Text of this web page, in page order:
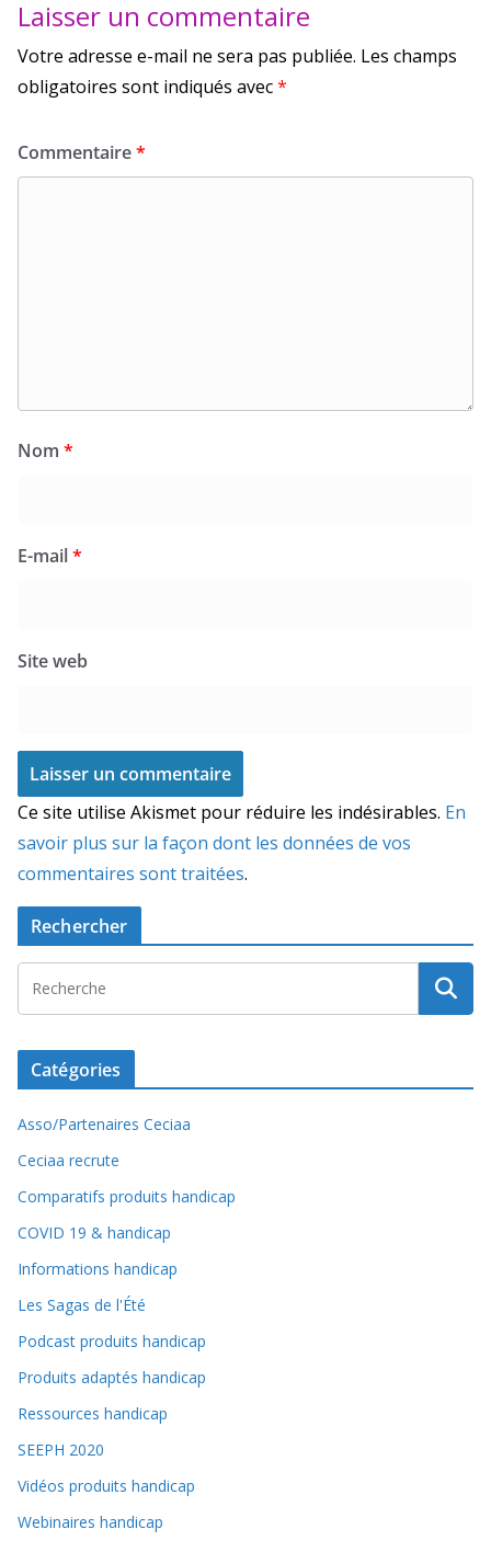
Laisser un commentaire
Votre adresse e-mail ne sera pas publiée. Les champs
obligatoires sont indiqués avec*
Commentaire*
Nom *
E-mail*
Site web
Ce site utilise Akismet pour réduire les indésirables. En
savoir plus sur la façon dont les données de vos
commentaires sont traitées.
Rechercher
Catégories
Asso/Partenaires Ceciaa
Ceciaa recrute
Comparatifs produits handicap
COVID 19 & handicap
Informations handicap
Les Sagas de l'Été
Podcast produits handicap
Produits adaptés handicap
Ressources handicap
SEEPH 2020
Vidéos produits handicap
Webinaires handicap